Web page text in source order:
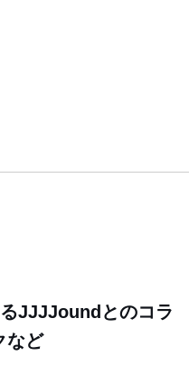
JJJJoundとのコラ
など